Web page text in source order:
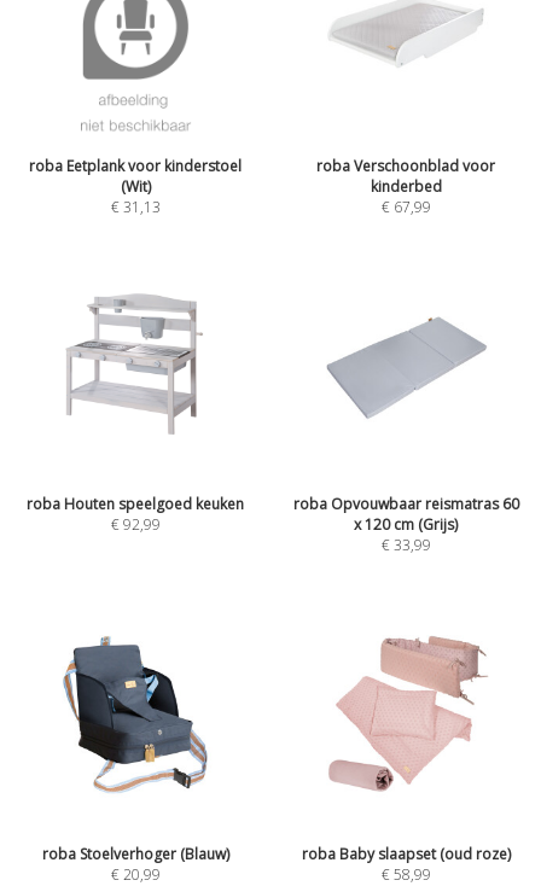
roba Eetplank voor kinderstoel
(Wit)
€31,13
roba Verschoonblad voor
kinderbed
€ 67,99
roba Houten speelgoed keuken
€92,99
roba Opvouwbaar reismatras 60
x 120 cm (Grijs)
€33,99
roba Stoelverhoger (Blauw)
€20,99
roba Baby slaapset (oud roze)
€58,99